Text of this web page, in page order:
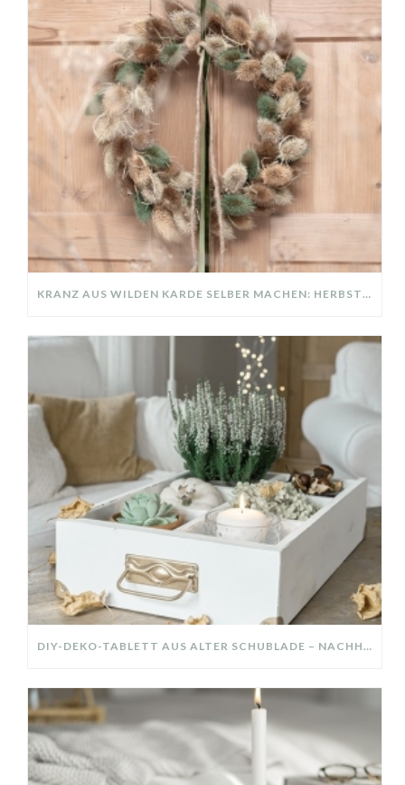
KRANZ AUS WILDEN KARDE SELBER MACHEN: HERBSTDEKO GANZ EINFACH
DIY-DEKO-TABLETT AUS ALTER SCHUBLADE – NACHHALTIGE HERBSTDEKO SELBER MACHEN!